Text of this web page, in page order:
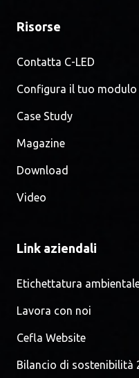
Risorse
Contatta C-LED
Configura il tuo modulo
Case Study
Magazine
Download
Video
Link aziendali
Etichettatura
Lavora con noi
Cefla Website
Bilancio di sostenibilità